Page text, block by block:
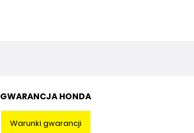
GWARANCJA HONDA
Warunki gwarancji